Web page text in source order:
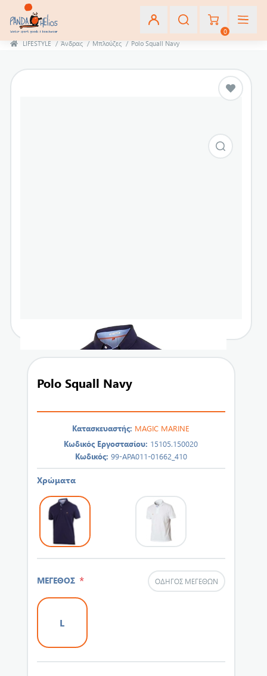
0
LIFESTYLE / Άνδρας / Μπλούζες / Polo Squall Navy
Polo Squall Navy
Κατασκευαστής: MAGIC MARINE
Κωδικός Εργοστασίου: 15105.150020
Κωδικός: 99-APA011-01662_410
Χρώματα
ΜΕΓΕΘΟΣ * ΟΔΗΓΌΣ ΜΕΓΕΘΏΝ
L